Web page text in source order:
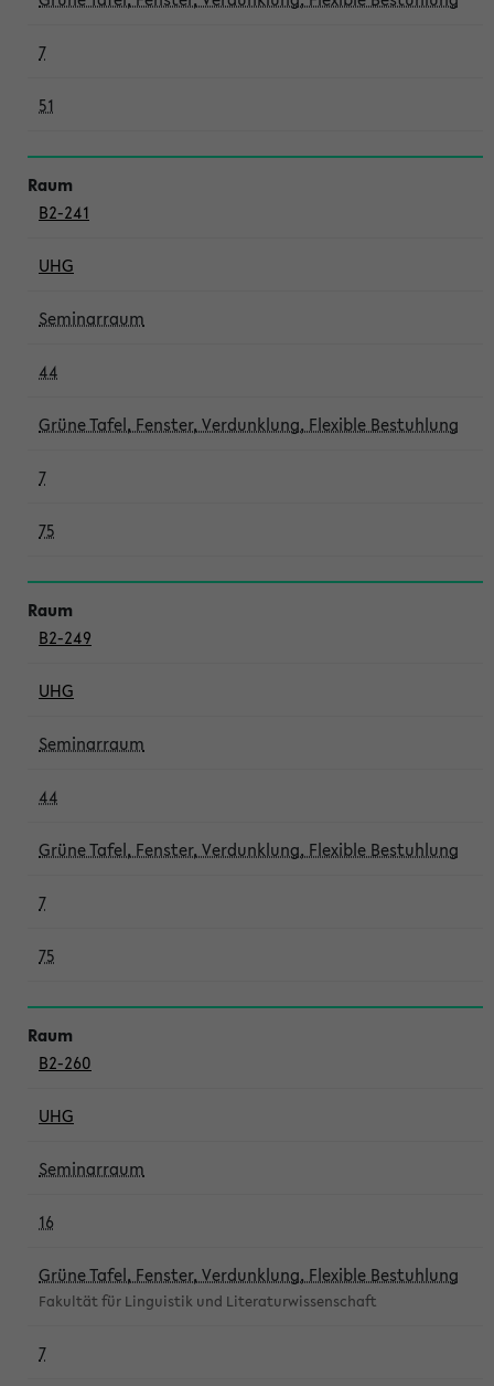
7
51
B2-241
UHG
Seminarraum
44
Grüne Tafel, Fenster, Verdunklung, Flexible Bestuhlung
7
75
B2-249
UHG
Seminarraum
44
Grüne Tafel, Fenster, Verdunklung, Flexible Bestuhlung
7
75
B2-260
UHG
Seminarraum
16
Grüne Tafel, Fenster, Verdunklung, Flexible Bestuhlung
Fakultät für Linguistik und Literaturwissenschaft
7